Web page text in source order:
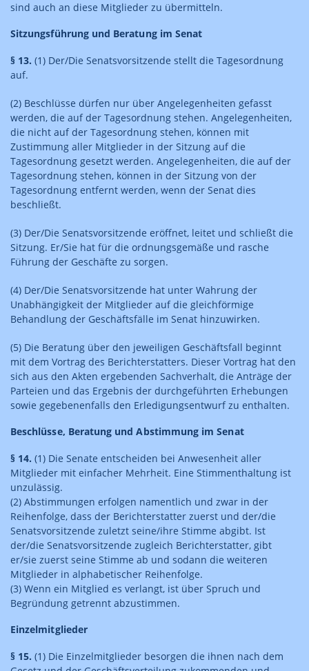
sind auch an diese Mitglieder zu übermitteln.
Sitzungsführung und Beratung im Senat
§ 13. (1) Der/Die Senatsvorsitzende stellt die Tagesordnung
auf.
(2) Beschlüsse dürfen nur über Angelegenheiten gefasst
werden, die auf der Tagesordnung stehen. Angelegenheiten,
die nicht auf der Tagesordnung stehen, können mit
Zustimmung aller Mitglieder in der Sitzung auf die
Tagesordnung gesetzt werden. Angelegenheiten, die auf der
Tagesordnung stehen, können in der Sitzung von der
Tagesordnung entfernt werden, wenn der Senat dies
beschließt.
(3) Der/Die Senatsvorsitzende eröffnet, leitet und schließt die
Sitzung. Er/Sie hat für die ordnungsgemäße und rasche
Führung der Geschäfte zu sorgen.
(4) Der/Die Senatsvorsitzende hat unter Wahrung der
Unabhängigkeit der Mitglieder auf die gleichförmige
Behandlung der Geschäftsfälle im Senat hinzuwirken.
(5) Die Beratung über den jeweiligen Geschäftsfall beginnt
mit dem Vortrag des Berichterstatters. Dieser Vortrag hat den
sich aus den Akten ergebenden Sachverhalt, die Anträge der
Parteien und das Ergebnis der durchgeführten Erhebungen
sowie gegebenenfalls den Erledigungsentwurf zu enthalten.
Beschlüsse, Beratung und Abstimmung im Senat
§ 14. (1) Die Senate entscheiden bei Anwesenheit aller
Mitglieder mit einfacher Mehrheit. Eine Stimmenthaltung ist
unzulässig.
(2) Abstimmungen erfolgen namentlich und zwar in der
Reihenfolge, dass der Berichterstatter zuerst und der/die
Senatsvorsitzende zuletzt seine/ihre Stimme abgibt. Ist
der/die Senatsvorsitzende zugleich Berichterstatter, gibt
er/sie zuerst seine Stimme ab und sodann die weiteren
Mitglieder in alphabetischer Reihenfolge.
(3) Wenn ein Mitglied es verlangt, ist über Spruch und
Begründung getrennt abzustimmen.
Einzelmitglieder
§ 15. (1) Die Einzelmitglieder besorgen die ihnen nach dem